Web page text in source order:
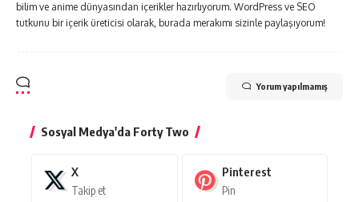
bilim ve anime dünyasından içerikler hazırlıyorum. WordPress ve SEO
tutkunu bir içerik üreticisi olarak, burada merakımı sizinle paylaşıyorum!
Yorum yapılmamış
Sosyal Medya'da Forty Two
X
Takip et
Pinterest
Pin